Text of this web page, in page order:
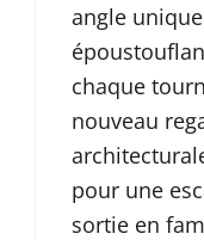
angle
chaque
nouveau
pour une
sortie en